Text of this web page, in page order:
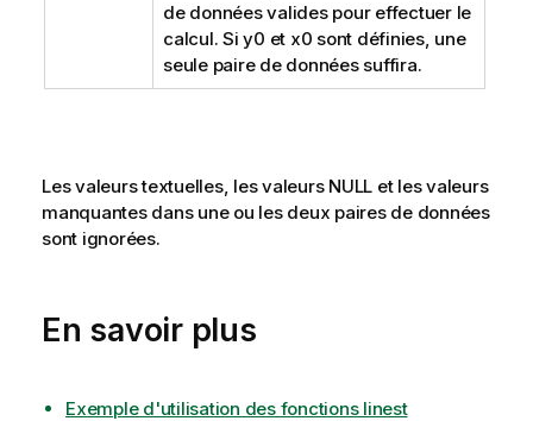
de données valides pour effectuer le
calcul. Siy0 et x0 sont définies, une
seule paire de données suffira.
Les valeurs textuelles, les valeurs NULL et les valeurs
manquantes dans une ou les deux paires de données
sont ignorées.
En savoir plus
Exemple d'utilisation des fonctions linest